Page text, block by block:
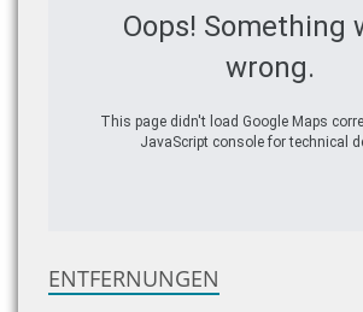
Oops! Something
wrong.
This page didn't load Google Maps
JavaScript console for technical
ENTFERNUNGEN